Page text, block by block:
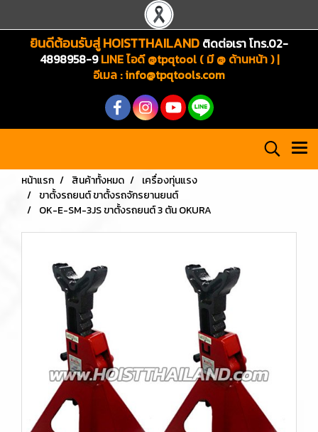
ยินดีต้อนรับสู่ HOISTTHAILAND ติดต่อเรา โทร.02-
4898958-9LINE ไอดี @tpqtool ( มี @ ด้านหน้า ) |
อีเมล :info@tpqtools.com
หน้าแรก สินค้าทั้งหมด
เครื่องทุ่นแรง
ขาตั้งรถยนต์ ขาตั้งรถจักรยานยนต์
OK-E-SM-3JS ขาตั้งรถยนต์ 3 ตัน OKURA